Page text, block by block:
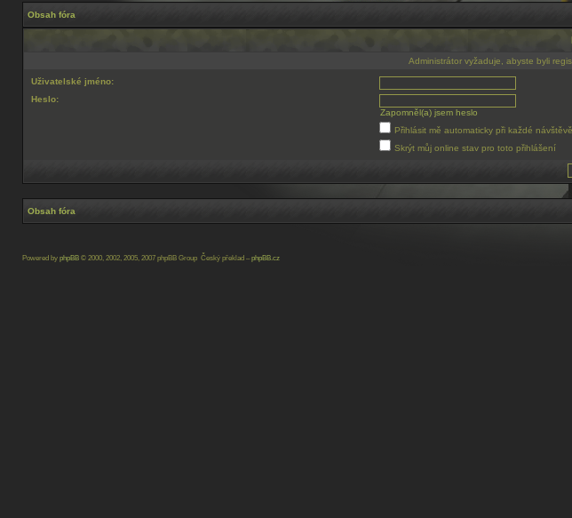
Obsah fóra
Administrátor vyžaduje, abyste byli
Uživatelské jméno:
Heslo:
Zapomněl(a) jsem heslo
Přihlásit mě automaticky při každé návštěvě
Skrýt můj online stav pro toto přihlášení
Obsah fóra
Powered by phpBB © 2000, 2002, 2005, 2007 phpBB Group Český překlad –phpBB.cz